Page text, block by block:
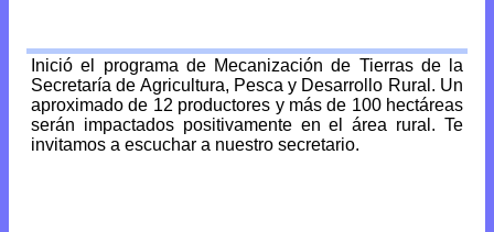
Inició el programa de Mecanización de Tierras de la
Secretaría de Agricultura, Pesca y Desarrollo Rural. Un
aproximado de 12 productores y más de 100 hectáreas
serán impactados positivamente en el área rural. Te
invitamos a escuchar a nuestro secretario.